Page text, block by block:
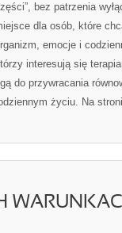
bez patrzenia
dla osób, które
emocje i
interesują się
do przywracania
życiu. Na